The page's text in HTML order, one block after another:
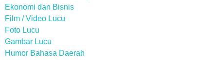
Ekonomi dan Bisnis
Film / Video Lucu
Foto Lucu
Gambar Lucu
Humor Bahasa Daerah